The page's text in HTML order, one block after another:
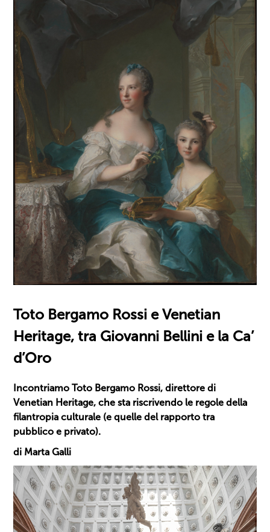
Toto Bergamo Rossi e Venetian
Heritage, tra Giovanni Bellini e la Ca’
d’Oro
Incontriamo Toto Bergamo Rossi, direttore di
Venetian Heritage, che sta riscrivendo le regole della
filantropia culturale (e quelle del rapporto tra
pubblico e privato).
di Marta Galli